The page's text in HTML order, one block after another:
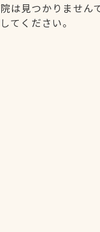
は見つかりません
てください。